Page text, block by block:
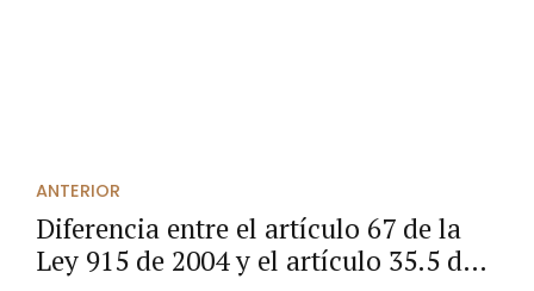
ANTERIOR
Diferencia entre el artículo 67 de la
Ley 915 de 2004 y el artículo 35.5 de